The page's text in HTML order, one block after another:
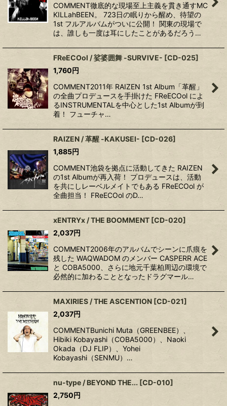
COMMENT徹底的な現場至上主義を貫き通すMC
KILLahBEEN。 723日の眠りから醒め、待望の
1st フルアルバムがついに公開！ 関東の現場で
は、誰しも一度は耳にしたことがあるだろう…
FReECOol / 娑婆囲舞 -SURVIVE- [CD-025]
1,760円
COMMENT2011年 RAIZEN 1st Album「革醒」
の全曲プロデュースを手掛けた FReECOol によ
るINSTRUMENTALを中心とした1st Albumが到
着！ フューチャ…
RAIZEN / 革醒 -KAKUSEI- [CD-026]
1,885円
COMMENT池袋を拠点に活動してきた RAIZEN
の1st Albumが再入荷！ プロデュースは、活動
を共にしレーベルメイトでもある FReECOol が
全曲担当！ FReECOol のD…
xENTRYx / THE BOOMMENT [CD-020]
2,037円
COMMENT2006年のアルバムでシーンに爪痕を
残した WAQWADOM のメンバー CASPERR ACE
と COBA5000、さらに地元千葉柏周辺の環境で
必然的に加わることとなったドラグマール…
MAXIRIES / THE ASCENTION [CD-021]
2,037円
COMMENTBunichi Muta（GREENBEE）、
Hibiki Kobayashi（COBA5000）、Naoki
Okada（DJ FLIP）、Yohei
Kobayashi（SENMU）…
nu-type / BEYOND THE... [CD-010]
2,750円